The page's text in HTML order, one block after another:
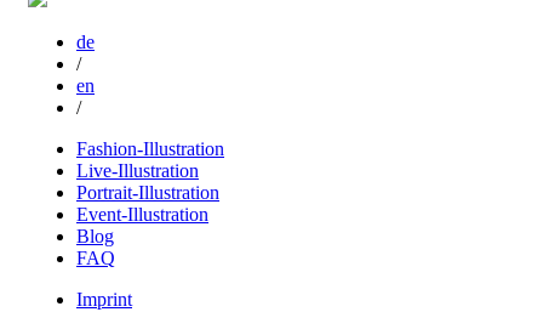
de
/
en
/
Fashion-Illustration
Live-Illustration
Portrait-Illustration
Event-Illustration
Blog
FAQ
Imprint